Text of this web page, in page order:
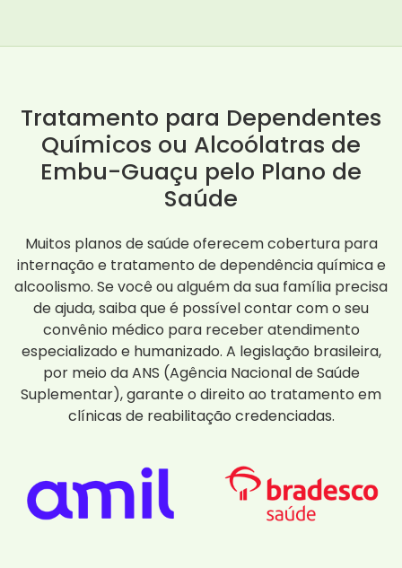
Tratamento para Dependentes
Químicos ou Alcoólatras de
Embu-Guaçu pelo Plano de
Saúde
Muitos planos de saúde oferecem cobertura para
internação e tratamento de dependência química e
alcoolismo. Se você ou alguém da sua família precisa
de ajuda, saiba que é possível contar com o seu
convênio médico para receber atendimento
especializado e humanizado. A legislação brasileira,
por meio da ANS (Agência Nacional de Saúde
Suplementar), garante o direito ao tratamento em
clínicas de reabilitação credenciadas.